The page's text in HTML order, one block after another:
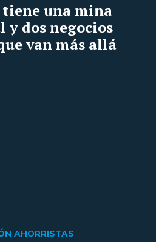
una mina
dos negocios
van más allá
AHORRISTAS